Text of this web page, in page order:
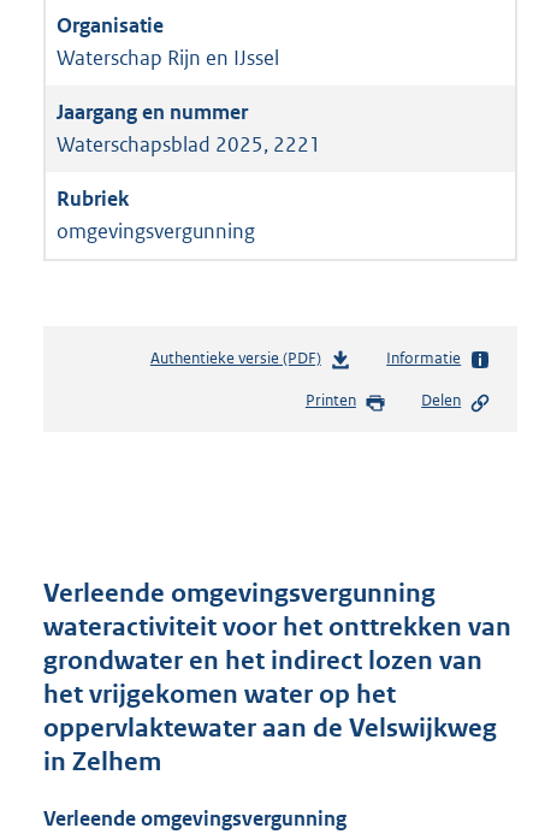
Waterschap Rijn en IJssel
Waterschapsblad 2025, 2221
omgevingsvergunning
Authentieke versie (PDF)b
s
r
o
t
t
:
0
Informatie
Printen Delen
Verleende omgevingsvergunning
wateractiviteit voor het onttrekken van
grondwater en het indirect lozen van
het vrijgekomen water op het
oppervlaktewater aan de Velswijkweg
in Zelhem
Verleende omgevingsvergunning